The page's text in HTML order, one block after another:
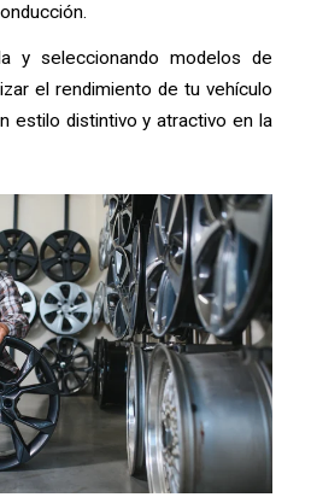
y seleccionando modelos de
el rendimiento de tu vehículo
estilo distintivo y atractivo en la